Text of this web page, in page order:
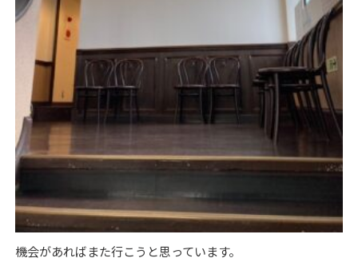
機会があればまた行こうと思っています。